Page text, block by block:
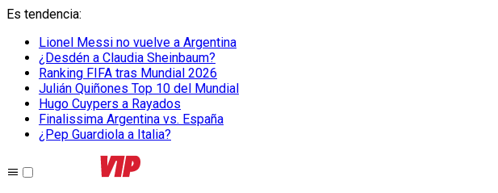
Es tendencia:
Lionel Messi no vuelve a Argentina
¿Desdén a Claudia Sheinbaum?
Ranking FIFA tras Mundial 2026
Julián Quiñones Top 10 del Mundial
Hugo Cuypers a Rayados
Finalissima Argentina vs. España
¿Pep Guardiola a Italia?